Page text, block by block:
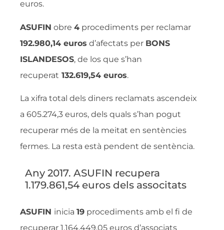
euros.
ASUFIN obre 4 procediments per reclamar
192.980,14 euros d’afectats per BONS
ISLANDESOS, de los que s’han
recuperat 132.619,54 euros.
La xifra total dels diners reclamats ascendeix
a 605.274,3 euros, dels quals s’han pogut
recuperar més de la meitat en sentències
fermes. La resta està pendent de sentència.
Any 2017. ASUFIN recupera
1.179.861,54 euros dels associtats
ASUFIN inicia 19 procediments amb el fi de
recuperar 1.164.449,05 euros d’associats